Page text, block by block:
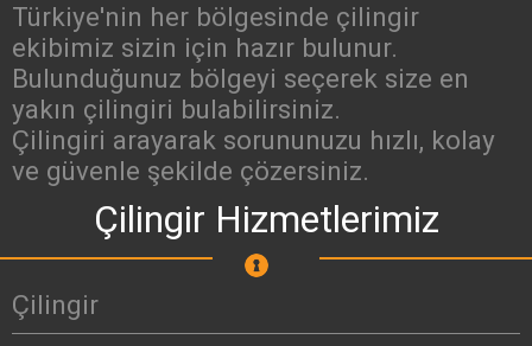
Türkiye'nin her bölgesinde çilingir
ekibimiz sizin için hazır bulunur.
Bulunduğunuz bölgeyi seçerek size en
yakın çilingiri bulabilirsiniz.
Çilingiri arayarak sorununuzu hızlı, kolay
ve güvenle şekilde çözersiniz.
Çilingir Hizmetlerimiz
Çilingir